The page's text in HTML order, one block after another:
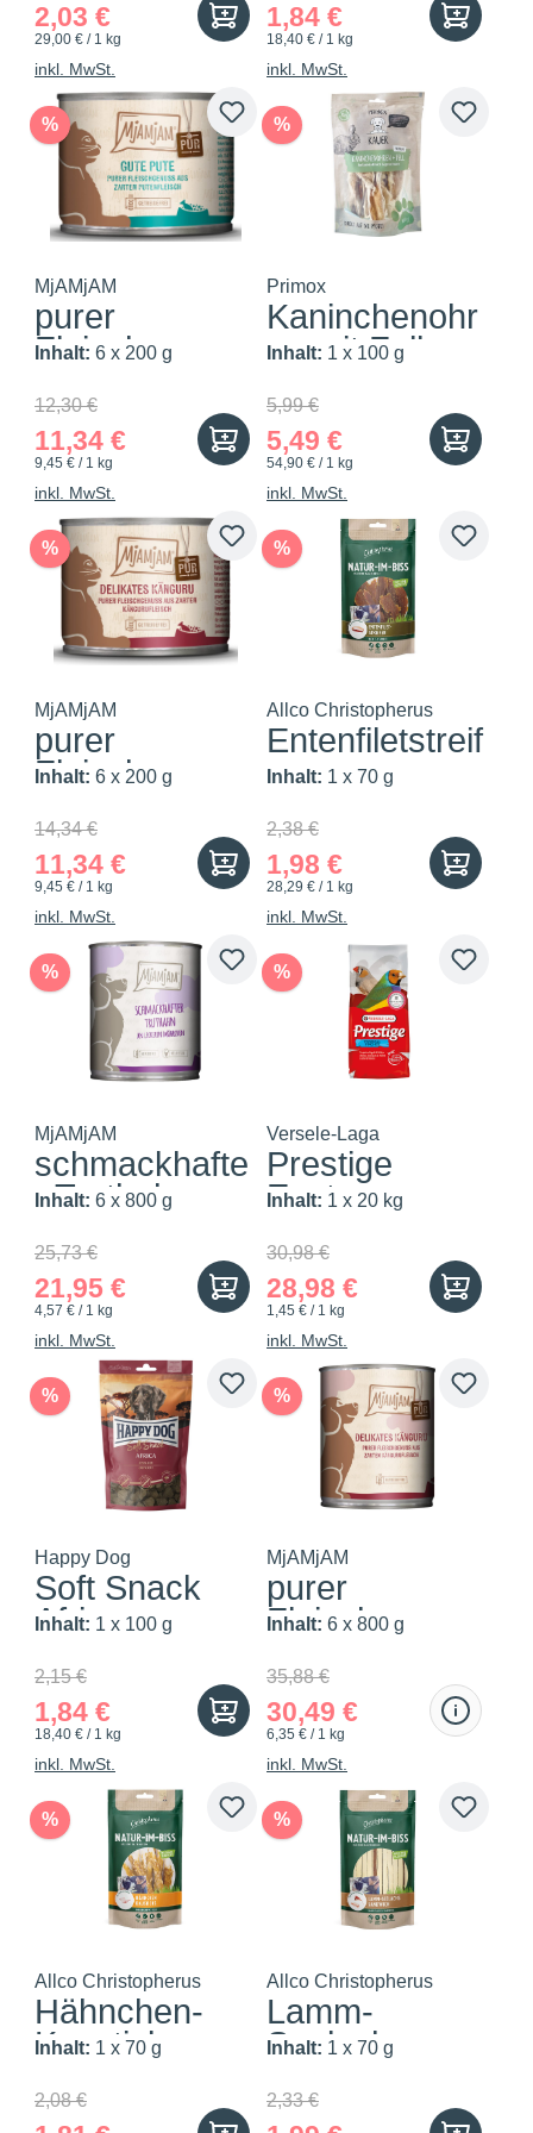
2,03 €
29,00 € / 1 kg
inkl. MwSt.
1,84 €
18,40 € / 1 kg
inkl. MwSt.
%
MjAMjAM
purer
Fleischgenuss
Inhalt: 6 x 200 g
12,30 €
11,34 €
9,45 € / 1 kg
inkl. MwSt.
%
Primox
Kaninchenohr
en mit Fell
Inhalt: 1 x 100 g
5,99 €
5,49 €
54,90 € / 1 kg
inkl. MwSt.
%
MjAMjAM
purer
Fleischgenuss
Inhalt: 6 x 200 g
14,34 €
11,34 €
9,45 € / 1 kg
inkl. MwSt.
%
Allco Christopherus
Entenfiletstreif
en
Inhalt: 1 x 70 g
2,38 €
1,98 €
28,29 € / 1 kg
inkl. MwSt.
%
MjAMjAM
schmackhafte
r Truthahn an
Inhalt: 6 x 800 g
25,73 €
21,95 €
4,57 € / 1 kg
inkl. MwSt.
%
Versele-Laga
Prestige
Exoten
Inhalt: 1 x 20 kg
30,98 €
28,98 €
1,45 € / 1 kg
inkl. MwSt.
%
Happy Dog
Soft Snack
Africa
Inhalt: 1 x 100 g
2,15 €
1,84 €
18,40 € / 1 kg
inkl. MwSt.
%
MjAMjAM
purer
Fleischgenuss
Inhalt: 6 x 800 g
35,88 €
30,49 €
6,35 € / 1 kg
inkl. MwSt.
%
Allco Christopherus
Hähnchen-
Kausticks
Inhalt: 1 x 70 g
2,08 €
%
Allco Christopherus
Lamm-
Seelachs-
Inhalt: 1 x 70 g
2,33 €